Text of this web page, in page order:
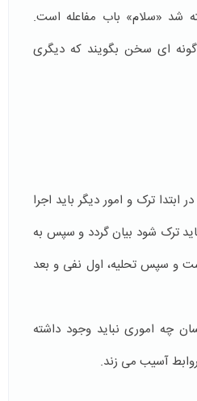
شد «سلام» باب مفاعله است.
ای سخن بگویند که دیگری
ابتدا ترک و امور دیگر باید اجرا
ترک شود بیان گردد و سپس به
است و سپس تحلیه، اول نفی و بعد
چه اموری نباید وجود داشته
آسیب می زند.